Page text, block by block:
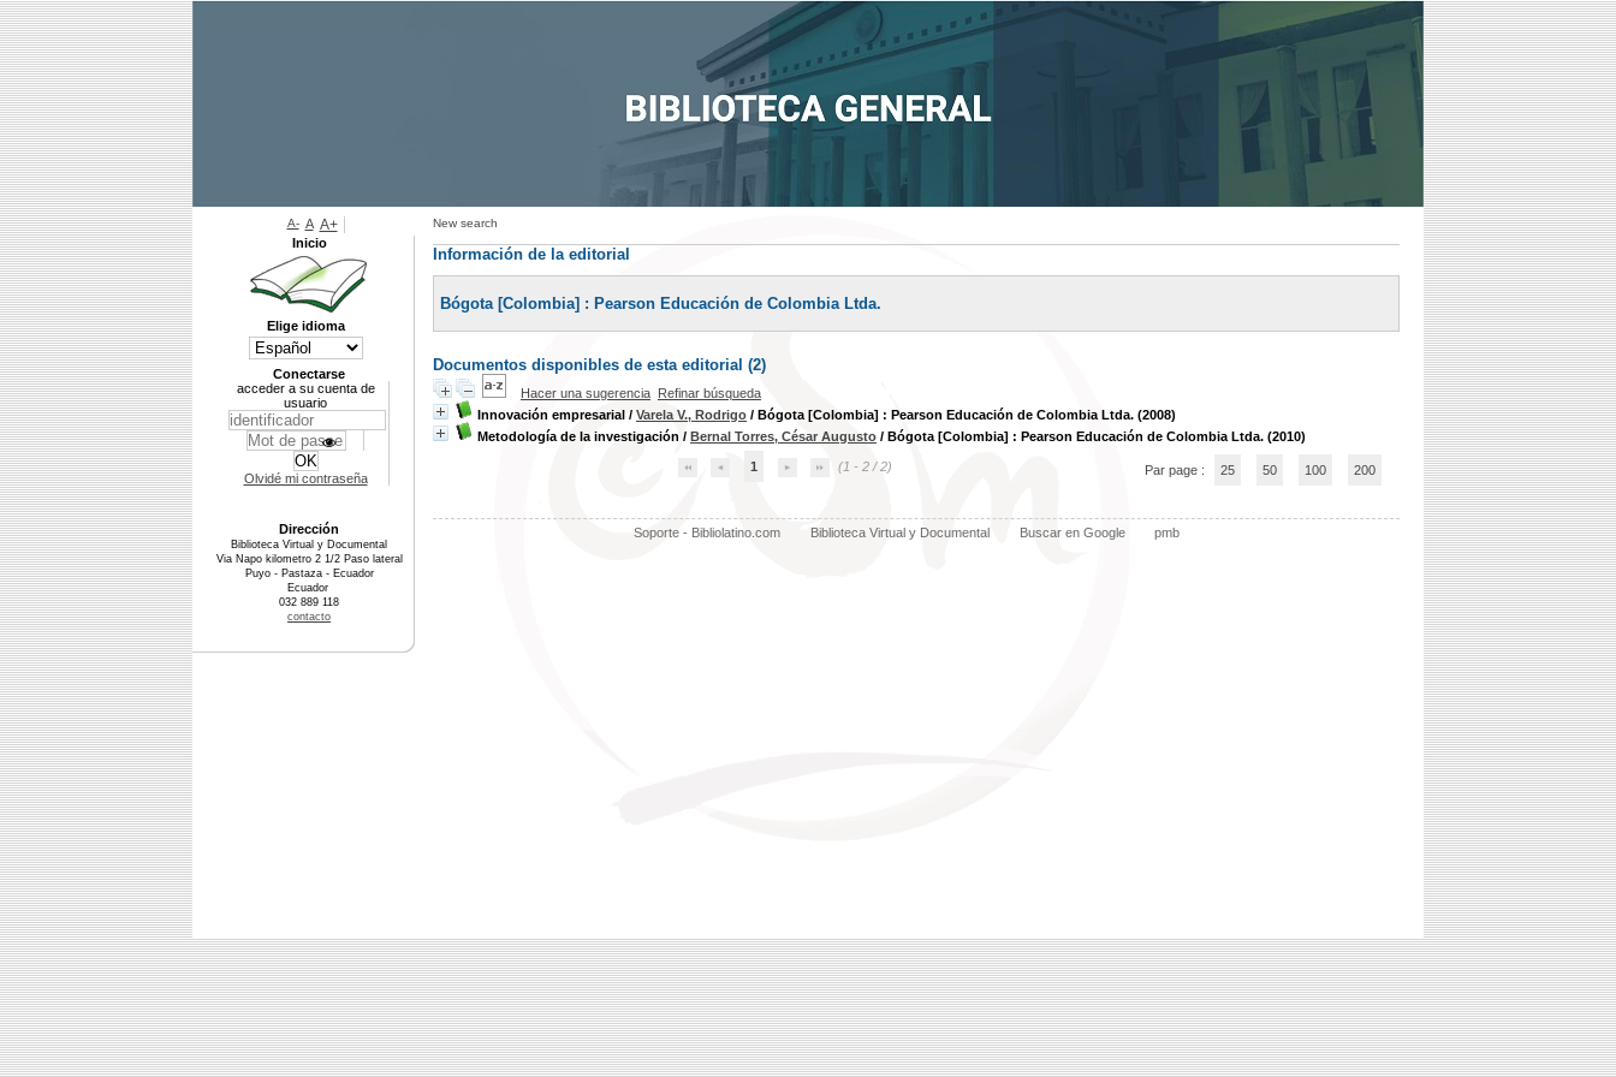
New search
Información de la editorial
Bógota [Colombia] : Pearson Educación de Colombia Ltda.
Documentos disponibles de esta editorial (2)
Hacer una sugerencia Refinar búsqueda
Innovación empresarial / Varela V., Rodrigo / Bógota [Colombia] : Pearson Educación de Colombia Ltda. (2008)
Metodología de la investigación / Bernal Torres, César Augusto / Bógota [Colombia] : Pearson Educación de Colombia Ltda. (2010)
1 (1 - 2 / 2) Par page : 25 50 100 200
Soporte - Bibliolatino.com Biblioteca Virtual y Documental Buscar en Google pmb
A- A A+
Inicio
Elige idioma
Conectarse
acceder a su cuenta de
usuario
Olvidé mi contraseña
Dirección
Biblioteca Virtual y Documental
Via Napo kilometro 2 1/2 Paso lateral
Puyo - Pastaza - Ecuador
Ecuador
032 889 118
contacto